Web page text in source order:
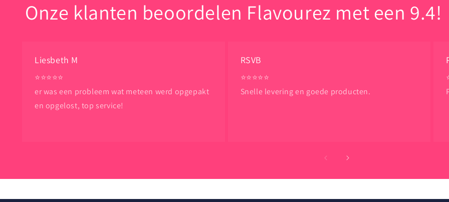
Onze klanten beoordelen Flavourez met een 9.4!
Liesbeth M
⭐️⭐️⭐️⭐️⭐️
er was een probleem wat meteen werd opgepakt
en opgelost, top service!
RSVB
⭐️⭐️⭐️⭐️⭐️
Snelle levering en goede producten.